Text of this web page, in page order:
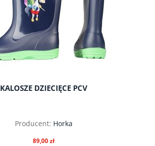
KALOSZE DZIECIĘCE PCV
Producent: Horka
89,00 zł